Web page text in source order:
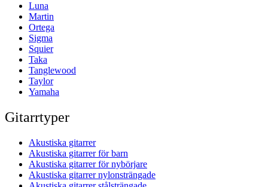
Luna
Martin
Ortega
Sigma
Squier
Taka
Tanglewood
Taylor
Yamaha
Gitarrtyper
Akustiska gitarrer
Akustiska gitarrer för barn
Akustiska gitarrer för nybörjare
Akustiska gitarrer nylonsträngade